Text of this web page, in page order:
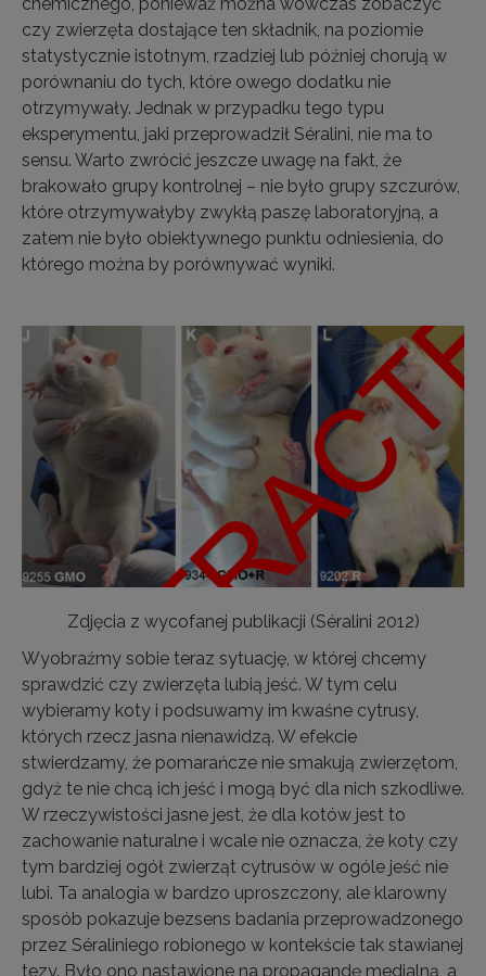
czy zwierzęta dostające ten składnik, na poziomie
statystycznie istotnym, rzadziej lub później chorują w
porównaniu do tych, które owego dodatku nie
otrzymywały. Jednak w przypadku tego typu
eksperymentu, jaki przeprowadził Séralini, nie ma to
sensu. Warto zwrócić jeszcze uwagę na fakt, że
brakowało grupy kontrolnej – nie było grupy szczurów,
które otrzymywałyby zwykłą paszę laboratoryjną, a
zatem nie było obiektywnego punktu odniesienia, do
którego można by porównywać wyniki.
Zdjęcia z wycofanej publikacji (Séralini 2012)
Wyobraźmy sobie teraz sytuację, w której chcemy
sprawdzić czy zwierzęta lubią jeść. W tym celu
wybieramy koty i podsuwamy im kwaśne cytrusy,
których rzecz jasna nienawidzą. W efekcie
stwierdzamy, że pomarańcze nie smakują zwierzętom,
gdyż te nie chcą ich jeść i mogą być dla nich szkodliwe.
W rzeczywistości jasne jest, że dla kotów jest to
zachowanie naturalne i wcale nie oznacza, że koty czy
tym bardziej ogół zwierząt cytrusów w ogóle jeść nie
lubi. Ta analogia w bardzo uproszczony, ale klarowny
sposób pokazuje bezsens badania przeprowadzonego
przez Séraliniego robionego w kontekście tak stawianej
tezy. Było ono nastawione na propagandę medialną, a